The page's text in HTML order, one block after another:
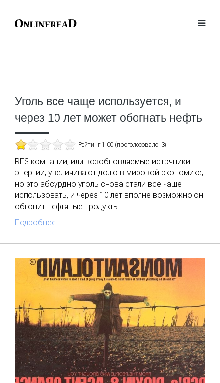
Уголь все чаще используется, и
через 10 лет может обогнать нефть
Рейтинг 1.00 (проголосовало: 3)
RES компании, или возобновляемые источники
энергии, увеличивают долю в мировой экономике,
но это абсурдно уголь снова стали все чаще
использовать, и через 10 лет вполне возможно он
обгонит нефтяные продукты.
Подробнее...